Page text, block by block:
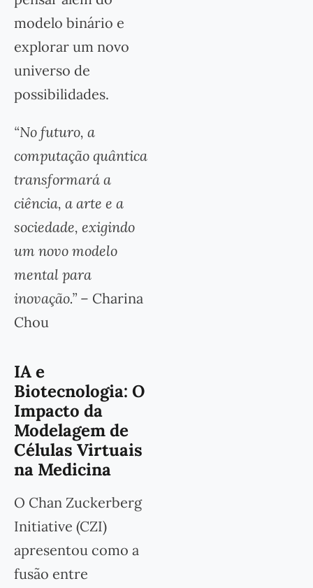
modelo binário e
explorar um novo
universo de
possibilidades.
“No futuro, a
computação quântica
transformará a
ciência, a arte e a
sociedade, exigindo
um novo modelo
mental para
inovação.” – Charina
Chou
IA e
Biotecnologia: O
Impacto da
Modelagem de
Células Virtuais
na Medicina
O Chan Zuckerberg
Initiative (CZI)
apresentou como a
fusão entre